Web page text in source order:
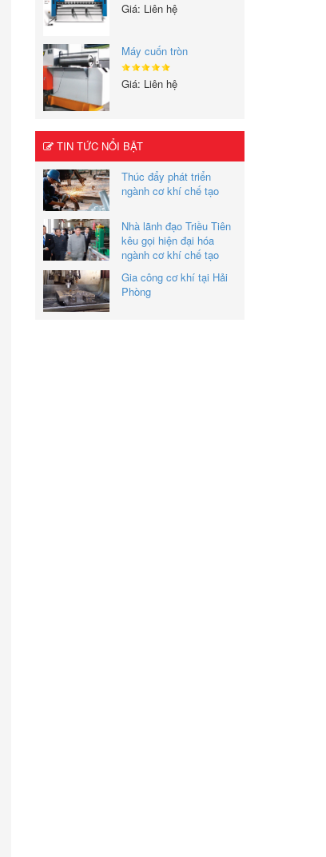
Giá: Liên hệ
Máy cuốn tròn
Giá: Liên hệ
TIN TỨC NỔI BẬT
Thúc đẩy phát triển
ngành cơ khí chế tạo
Nhà lãnh đạo Triều Tiên
kêu gọi hiện đại hóa
ngành cơ khí chế tạo
Gia công cơ khí tại Hải
Phòng